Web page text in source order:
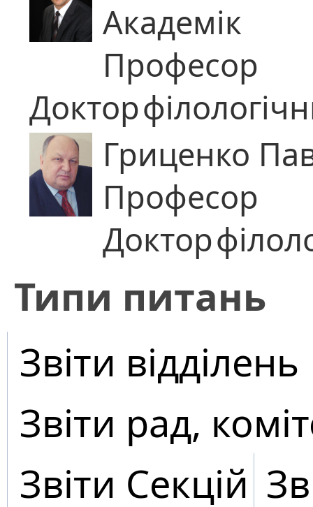
Академік
Професор
Доктор
Гриценко
Професор
Доктор
​Типи питань
Звіти відділень
Звіти рад,
Звіти Секцій